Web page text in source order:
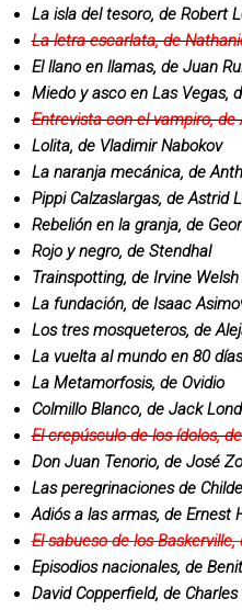
La isla del tesoro, de Robert
La letra escarlata, de
El llano en llamas, de Juan
Miedo y asco en Las Vegas,
Entrevista con el vampiro, de
Lolita, de Vladimir Nabokov
La naranja mecánica, de
Pippi Calzaslargas, de Astrid
Rebelión en la granja, de
Rojo y negro, de Stendhal
Trainspotting, de Irvine Welsh
La fundación, de Isaac
Los tres mosqueteros, de
La vuelta al mundo en 80
La Metamorfosis, de Ovidio
Colmillo Blanco, de Jack
El crepúsculo de los ídolos,
Don Juan Tenorio, de José
Las peregrinaciones de
Adiós a las armas, de Ernest
El sabueso de los
Episodios nacionales, de
David Copperfield, de